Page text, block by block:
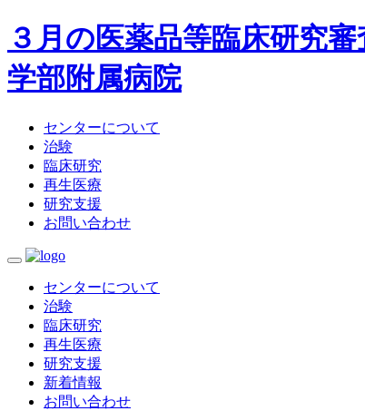
３月の医薬品等臨床研究
学部附属病院
センターについて
治験
臨床研究
再生医療
研究支援
お問い合わせ
センターについて
治験
臨床研究
再生医療
研究支援
新着情報
お問い合わせ